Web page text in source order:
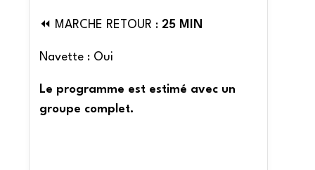
⏪ MARCHE RETOUR :25 MIN
Navette : Oui
Le programme est estimé avec un
groupe complet.